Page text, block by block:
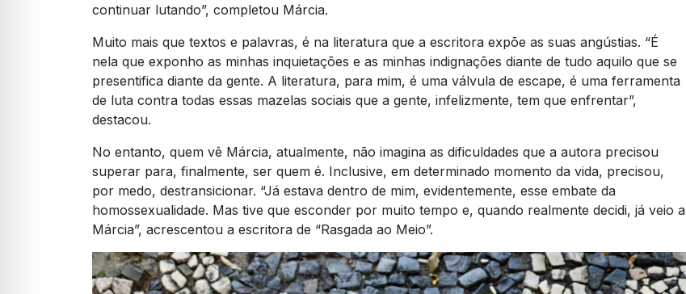
continuar lutando”, completou Márcia.
Muito mais que textos e palavras, é na literatura que a escritora expõe as suas angústias. “É
nela que exponho as minhas inquietações e as minhas indignações diante de tudo aquilo que se
presentifica diante da gente. A literatura, para mim, é uma válvula de escape, é uma ferramenta
de luta contra todas essas mazelas sociais que a gente, infelizmente, tem que enfrentar”,
destacou.
No entanto, quem vê Márcia, atualmente, não imagina as dificuldades que a autora precisou
superar para, finalmente, ser quem é. Inclusive, em determinado momento da vida, precisou,
por medo, destransicionar. “Já estava dentro de mim, evidentemente, esse embate da
homossexualidade. Mas tive que esconder por muito tempo e, quando realmente decidi, já veio a
Márcia”, acrescentou a escritora de “Rasgada ao Meio”.